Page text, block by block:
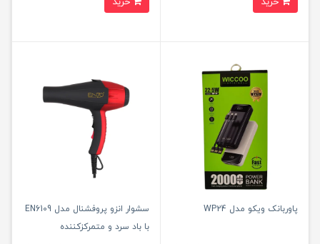
پاوربانک ویکو مدل WP24
سشوار انزو پروفشنال مدل EN6109
با باد سرد و متمرکزکننده